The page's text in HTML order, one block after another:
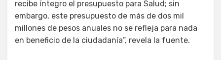
recibe íntegro el presupuesto para Salud; sin
embargo, este presupuesto de más de dos mil
millones de pesos anuales no se refleja para nada
en beneficio de la ciudadanía”, revela la fuente.